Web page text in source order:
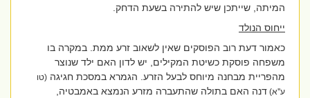
המיתה, שייתכן שיש להתירה בשעת הדחק.
ייחוס הנולד
כאמור דעת רוב הפוסקים שאין לשאוב זרע ממת. במקרה בו
משפחה פוסקת כשיטת המקילים, יש לדון האם ילד שנוצר
מהפריית מבחנה מיוחס לבעל הזרע. הגמרא במסכת חגיגה(טו
ע''א)דנה האם בתולה שהתעברה מזרע הנמצא באמבטיה,